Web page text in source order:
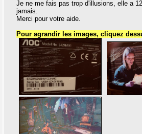
Je ne me fais pas trop d'illusions, elle a
jamais.
Merci pour votre aide.
Pour agrandir les images, cliquez